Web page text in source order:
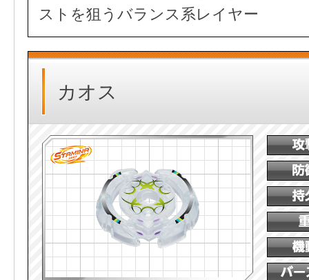
ストを狙うバランス系レイヤー
カオス